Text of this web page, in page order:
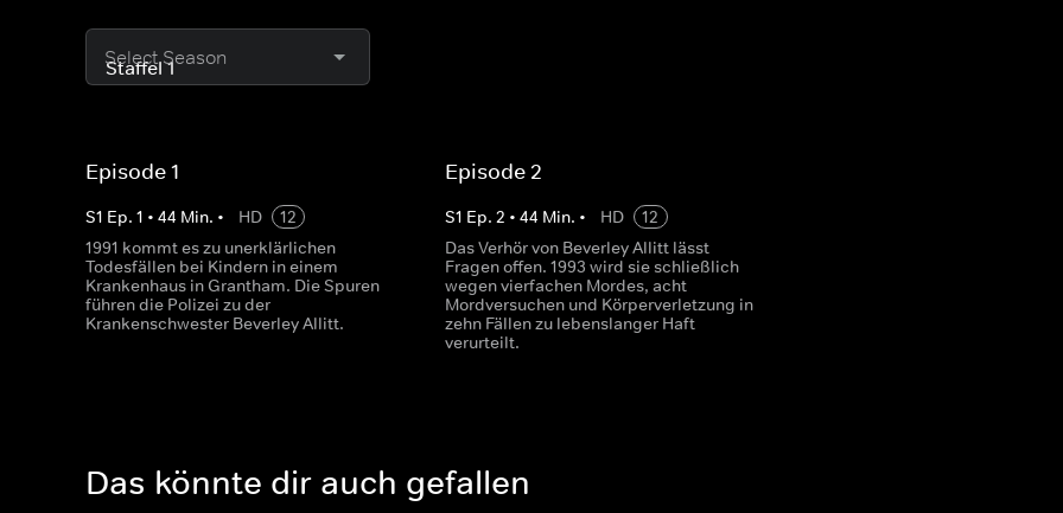
Select Season
Episode 1
S1 Ep. 1 • 44 Min. • HD
12
1991 kommt es zu unerklärlichen
Todesfällen bei Kindern in einem
Krankenhaus in Grantham. Die Spuren
führen die Polizei zu der
Krankenschwester Beverley Allitt.
Episode 2
S1 Ep.2 •44 Min. • HD
12
Das Verhör von Beverley Allitt lässt
Fragen offen. 1993 wird sie schließlich
wegen vierfachen Mordes, acht
Mordversuchen und Körperverletzung in
zehn Fällen zu lebenslanger Haft
verurteilt.
Das könnte dir auch gefallen